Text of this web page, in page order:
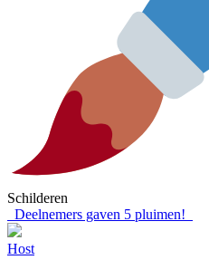
Schilderen
Deelnemers gaven 5 pluimen!
Host